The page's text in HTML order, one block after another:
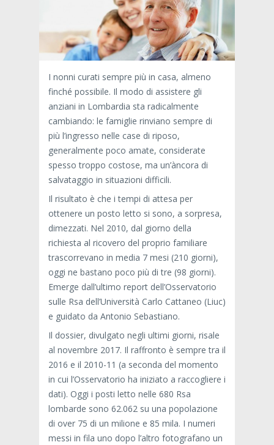
I nonni curati sempre più in casa, almeno
finché possibile. Il modo di assistere gli
anziani in Lombardia sta radicalmente
cambiando: le famiglie rinviano sempre di
più l’ingresso nelle case di riposo,
generalmente poco amate, considerate
spesso troppo costose, ma un’àncora di
salvataggio in situazioni difficili.
Il risultato è che i tempi di attesa per
ottenere un posto letto si sono, a sorpresa,
dimezzati. Nel 2010, dal giorno della
richiesta al ricovero del proprio familiare
trascorrevano in media 7 mesi (210 giorni),
oggi ne bastano poco più di tre (98 giorni).
Emerge dall’ultimo report dell’Osservatorio
sulle Rsa dell’Università Carlo Cattaneo (Liuc)
e guidato da Antonio Sebastiano.
Il dossier, divulgato negli ultimi giorni, risale
al novembre 2017. Il raffronto è sempre tra il
2016 e il 2010-11 (a seconda del momento
in cui l’Osservatorio ha iniziato a raccogliere i
dati). Oggi i posti letto nelle 680 Rsa
lombarde sono 62.062 su una popolazione
di over 75 di un milione e 85 mila. I numeri
messi in fila uno dopo l’altro fotografano un